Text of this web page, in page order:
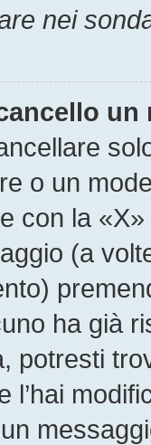
nei
un
o un
con la
(a
ha già
potresti
l’hai